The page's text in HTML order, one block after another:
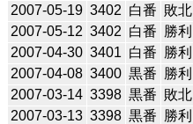
2007-05-19 3402 白番 敗北
2007-05-12 3402 白番 勝利
2007-04-30 3401 白番 勝利
2007-04-08 3400 黒番 勝利
2007-03-14 3398 黒番 敗北
2007-03-13 3398 黒番 勝利